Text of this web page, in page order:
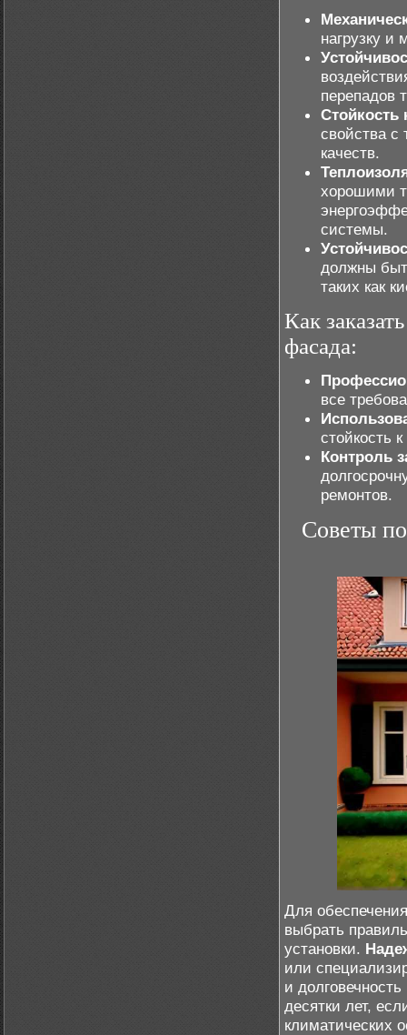
нагрузку и
перепадов
Стойкость
свойства с
качеств.
хорошими
системы.
должны
таких как
Как
фасада:
все
стойкость
Контроль
ремонтов.
Советы
Для
выбрать
установки.
или
и
десятки лет,
климатических